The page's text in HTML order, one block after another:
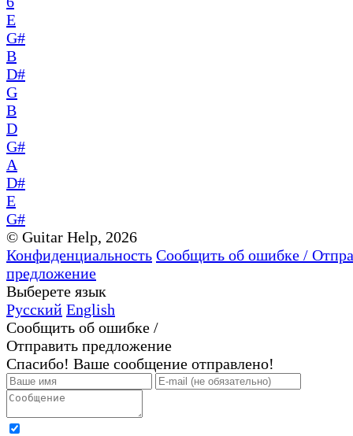
E
G#
B
D#
G
B
D
G#
A
D#
E
G#
© Guitar Help, 2026
Конфиденциальность Сообщить об ошибке /
предложение
Выберете язык
Русский English
Сообщить об ошибке /
Отправить предложение
Спасибо! Ваше сообщение отправлено!